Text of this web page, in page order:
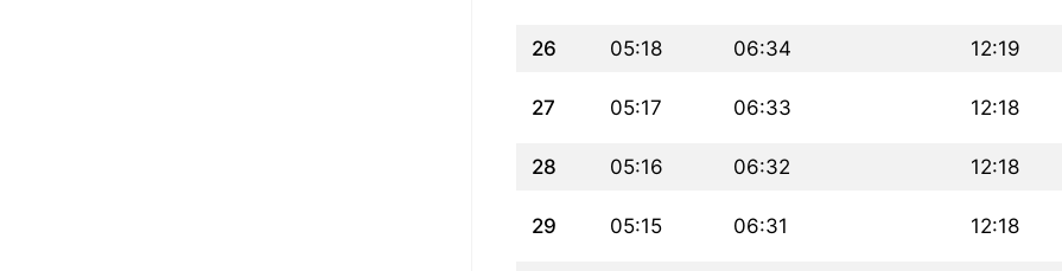
26 05:18 06:34 12:19
27 05:17 06:33 12:18
28 05:16 06:32 12:18
29 05:15 06:31 12:18